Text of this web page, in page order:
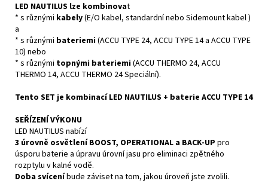
LED NAUTILUS lze kombinovat
* s různými kabely(E/O kabel, standardní nebo Sidemount kabel )
a
* s různými bateriemi(ACCU TYPE 24, ACCU TYPE 14 a ACCU TYPE
10) nebo
* s různými topnými bateriemi(ACCU THERMO 24, ACCU
THERMO 14, ACCU THERMO 24 Speciální).
Tento SET je kombinací LED NAUTILUS + baterie ACCU TYPE 14
SEŘÍZENÍ VÝKONU
LED NAUTILUS nabízí
3 úrovně osvětlení BOOST, OPERATIONAL a BACK-UP pro
úsporu baterie a úpravu úrovní jasu pro eliminaci zpětného
rozptylu v kalné vodě.
Doba svíceníbude záviset na tom, jakou úroveň jste zvolili.